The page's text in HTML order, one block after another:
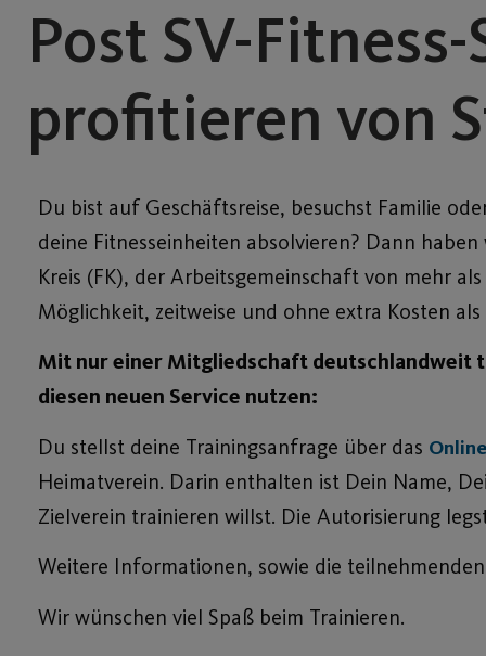
Post SV-
profitieren von
Du bist auf Geschäftsreise, besuchst Familie
deine Fitnesseinheiten absolvieren? Dann
Kreis (FK), der Arbeitsgemeinschaft von mehr
Möglichkeit, zeitweise und ohne extra Kosten
Mit nur einer Mitgliedschaft deutschlandweit
diesen neuen Service nutzen:
Du stellst deine Trainingsanfrage über das
Heimatverein. Darin enthalten ist Dein Name,
Zielverein trainieren willst. Die Autorisierung
Weitere Informationen, sowie die
Wir wünschen viel Spaß beim Trainieren.